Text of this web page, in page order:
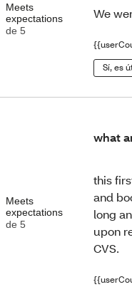
Meets
expectations
de 5
We
Sí, es
Meets
expectations
de 5
what
this
and
long
upon
CVS.